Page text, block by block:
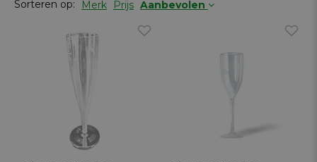
Sorteren op: Merk Prijs Aanbevolen